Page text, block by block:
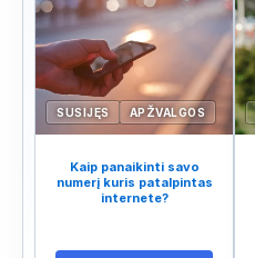
SUSIJĘS APŽVALGOS
Kaip panaikinti savo
numerį kuris patalpintas
internete?